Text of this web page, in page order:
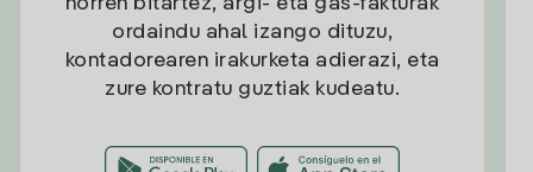
ordaindu ahal izango dituzu,
kontadorearen irakurketa adierazi, eta
zure kontratu guztiak kudeatu.